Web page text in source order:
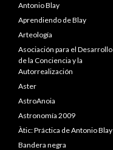
Antonio Blay
Aprendiendo de Blay
Arteología
Asociación para el Desarrollo
de la Conciencia y la
Autorrealización
Aster
AstroAnoia
Astronomía 2009
Àtic: Práctica de Antonio Blay
Bandera negra